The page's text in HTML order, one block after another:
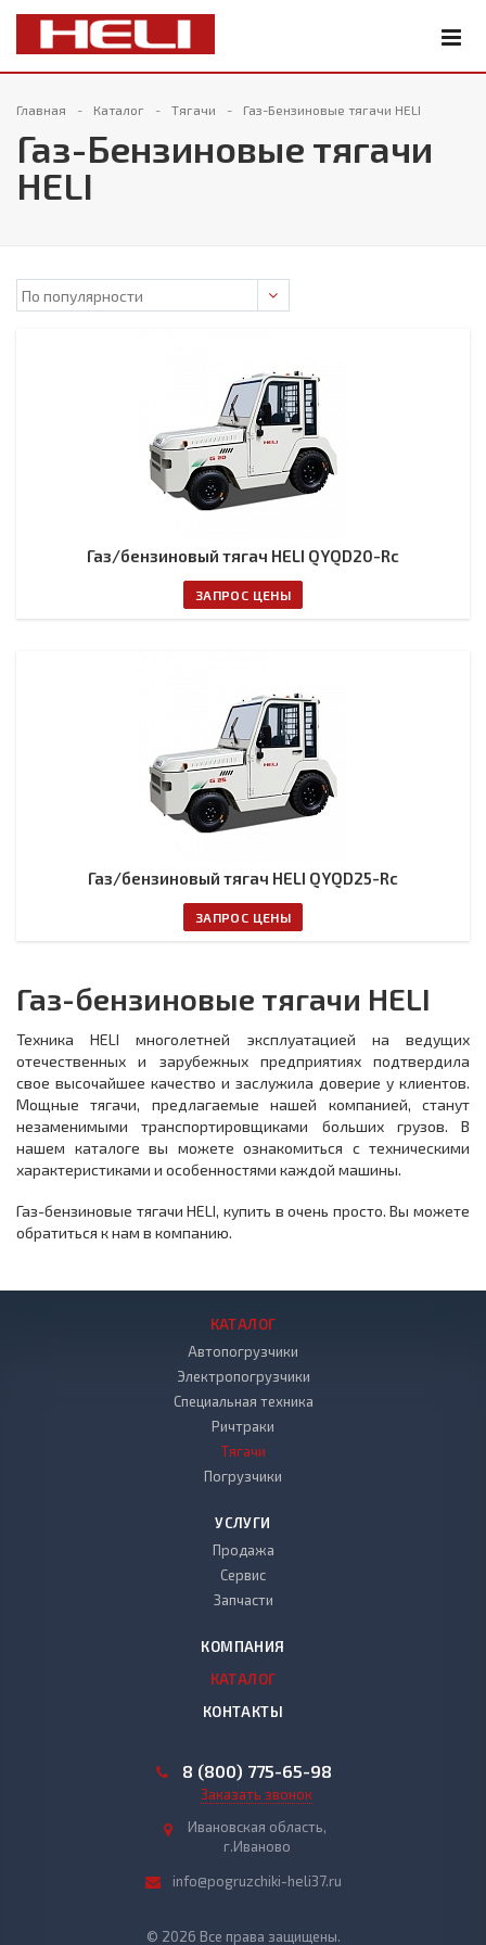
Главная Каталог Тягачи Газ-Бензиновые тягачи HELI
Газ-Бензиновые тягачи
HELI
Газ/бензиновый тягач HELI QYQD20-Rc
ЗАПРОС ЦЕНЫ
Газ/бензиновый тягач HELI QYQD25-Rc
ЗАПРОС ЦЕНЫ
Газ-бензиновые тягачи HELI
Техника HELI многолетней эксплуатацией на ведущих
отечественных и зарубежных предприятиях подтвердила
свое высочайшее качество и заслужила доверие у клиентов.
Мощные тягачи, предлагаемые нашей компанией, станут
незаменимыми транспортировщиками больших грузов. В
нашем каталоге вы можете ознакомиться с техническими
характеристиками и особенностями каждой машины.
Газ-бензиновые тягачи HELI, купить в очень просто. Вы можете
обратиться к нам в компанию.
КАТАЛОГ
Автопогрузчики
Электропогрузчики
Специальная техника
Ричтраки
Тягачи
Погрузчики
УСЛУГИ
Продажа
Сервис
Запчасти
КОМПАНИЯ
КАТАЛОГ
КОНТАКТЫ
8 (800) 775-65-98
Заказать звонок
Ивановская область,
г.Иваново
info@pogruzchiki-heli37.ru
© 2026 Все права защищены.